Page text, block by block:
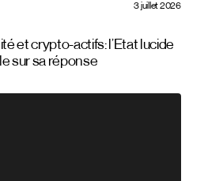
3 juillet 2026
et crypto-actifs: l’Etat lucide
sur sa réponse